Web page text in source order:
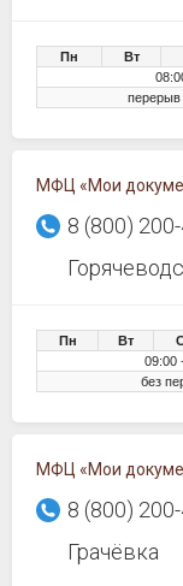
Пн Вт
перерыв
МФЦ «Мои
8 (800)
Пн Вт
09:00
без
МФЦ «Мои
8 (800)
Грачёвка